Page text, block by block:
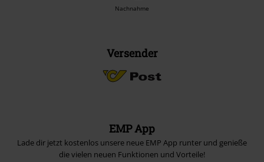
Nachnahme
Versender
EMP App
Lade dir jetzt kostenlos unsere neue EMP App runter und genieße
die vielen neuen Funktionen und Vorteile!